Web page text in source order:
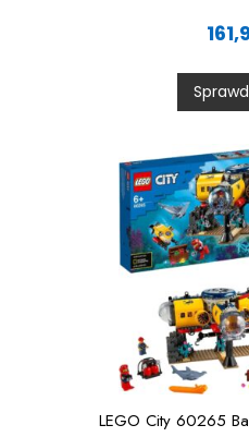
0
o
t
5
LEGO City 60265